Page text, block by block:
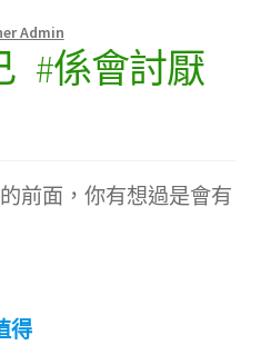
展
Admin
#係會討厭
前面，你有想過是會有
得